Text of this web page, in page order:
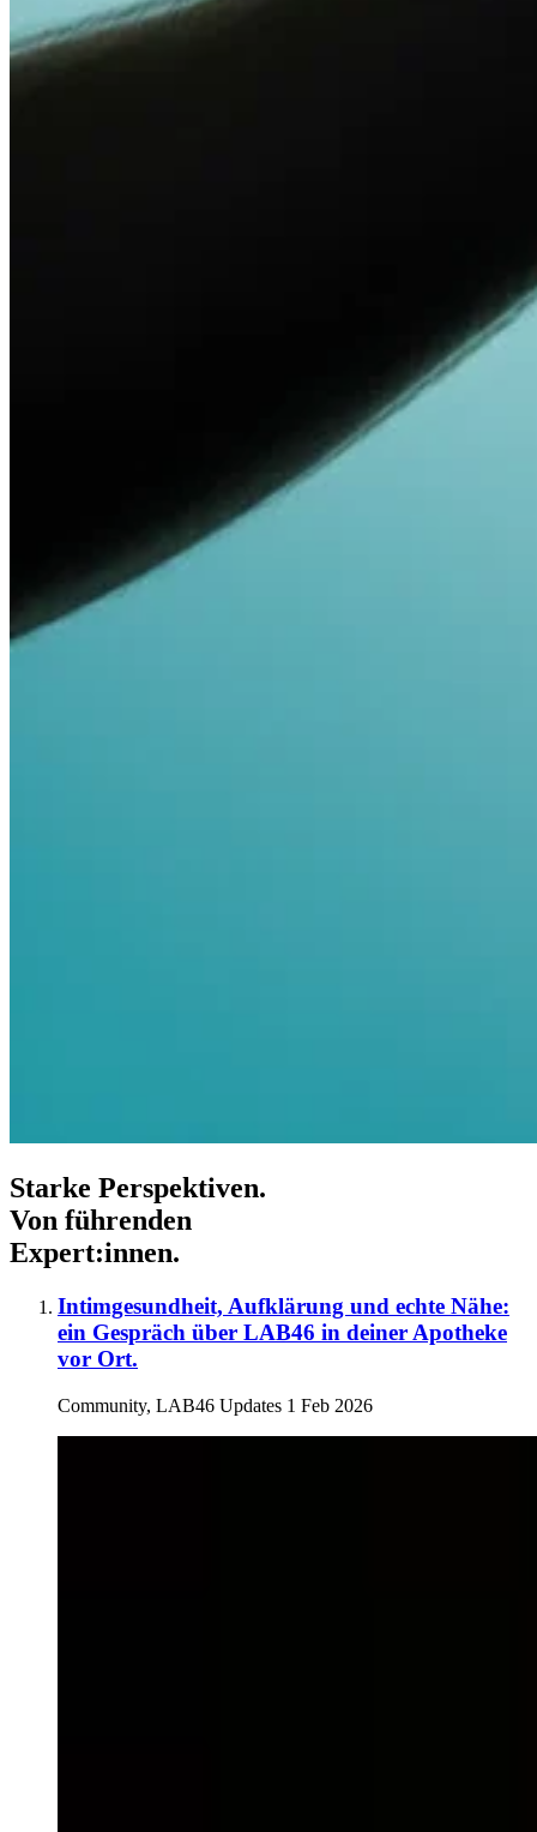
Starke Perspektiven.
Von führenden
Expert:innen.
Intimgesundheit, Aufklärung und echte Nähe:
ein Gespräch über LAB46 in deiner Apotheke
vor Ort.
Community, LAB46 Updates 1 Feb 2026